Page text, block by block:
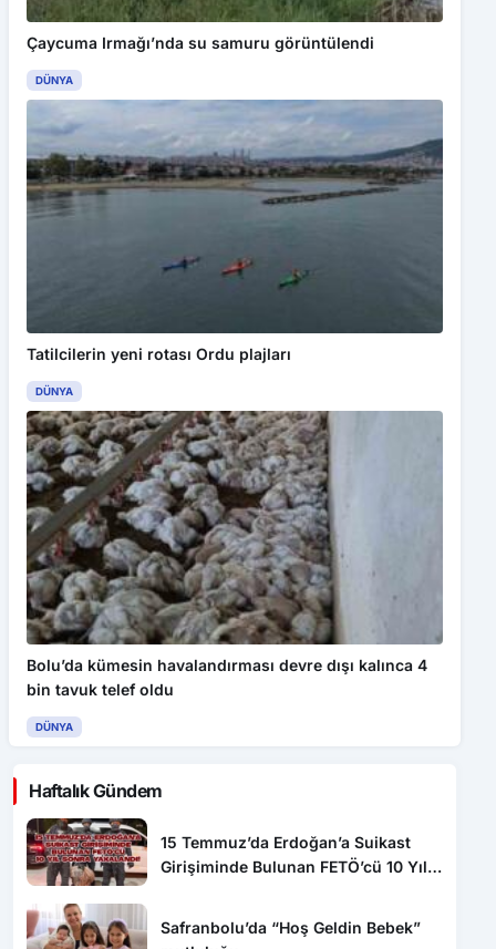
Çaycuma Irmağı’nda su samuru görüntülendi
DÜNYA
Tatilcilerin yeni rotası Ordu plajları
DÜNYA
Bolu’da kümesin havalandırması devre dışı kalınca 4
bin tavuk telef oldu
DÜNYA
Haftalık Gündem
15 Temmuz’da Erdoğan’a Suikast
Girişiminde Bulunan FETÖ’cü 10 Yıl
Safranbolu’da “Hoş Geldin Bebek”